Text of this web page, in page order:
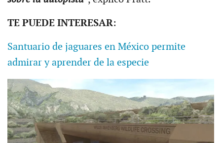
TE PUEDE INTERESAR:
Santuario de jaguares en México permite
admirar y aprender de la especie